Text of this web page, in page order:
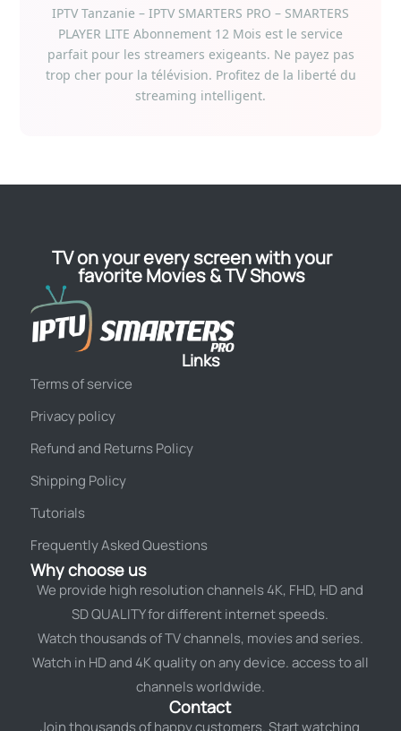
IPTV Tanzanie – IPTV SMARTERS PRO – SMARTERS
PLAYER LITE Abonnement 12 Mois est le service
parfait pour les streamers exigeants. Ne payez pas
trop cher pour la télévision. Profitez de la liberté du
streaming intelligent.
TV on your every screen with your
favorite Movies & TV Shows
Links
Terms of service
Privacy policy
Refund and Returns Policy
Shipping Policy
Tutorials
Frequently Asked Questions
Why choose us
We provide high resolution channels 4K, FHD, HD and
SD QUALITY for different internet speeds.
Watch thousands of TV channels, movies and series.
Watch in HD and 4K quality on any device. access to all
channels worldwide.
Contact